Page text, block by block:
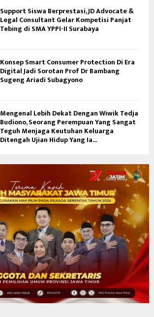
Support Siswa Berprestasi, JD Advocate &
Legal Consultant Gelar Kompetisi Panjat
Tebing di SMA YPPI-II Surabaya
Konsep Smart Consumer Protection Di Era
Digital Jadi Sorotan Prof Dr Bambang
Sugeng Ariadi Subagyono
Mengenal Lebih Dekat Dengan Wiwik Tedja
Budiono, Seorang Perempuan Yang Sangat
Teguh Menjaga Keutuhan Keluarga
Ditengah Ujian Hidup Yang Ia...